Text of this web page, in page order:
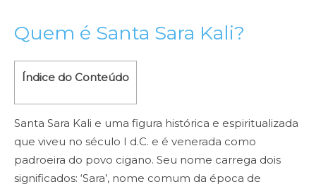
Quem é Santa Sara Kali?
Índice do Conteúdo
Santa Sara Kali e uma figura histórica e espiritualizada
que viveu no século I d.C. e é venerada como
padroeira do povo cigano. Seu nome carrega dois
significados: ‘Sara’, nome comum da época de